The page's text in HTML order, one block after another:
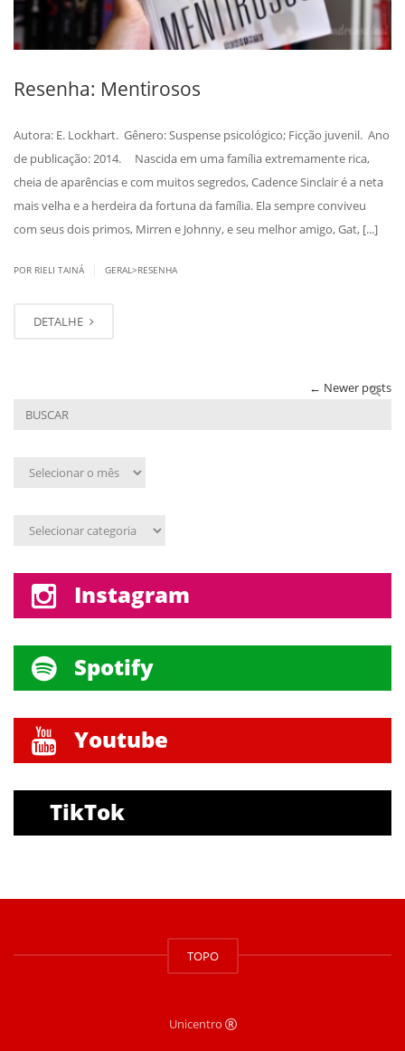
Resenha: Mentirosos
Autora: E. Lockhart. Gênero: Suspense psicológico; Ficção juvenil. Ano
de publicação: 2014. Nascida em uma família extremamente rica,
cheia de aparências e com muitos segredos, Cadence Sinclair é a neta
mais velha e a herdeira da fortuna da família. Ela sempre conviveu
com seus dois primos, Mirren e Johnny, e seu melhor amigo, Gat, [...]
POR RIELI TAINÁ GERAL>RESENHA
DETALHE
← Newer posts
Arquivo
Assunto
Instagram
Spotify
Youtube
TikTok
TOPO
Unicentro